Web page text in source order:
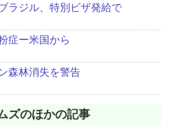
ラジル、特別ビザ発給で
症ー米国から
森林消失を警告
ズのほかの記事